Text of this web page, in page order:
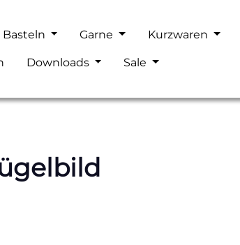
Basteln Garne Kurzwaren
Downloads Sale